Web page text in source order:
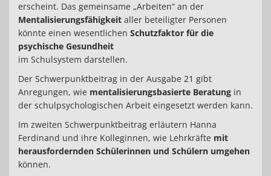
erscheint. Das gemeinsame „Arbeiten“ an der
Mentalisierungsfähigkeit aller beteiligter Personen
könnte einen wesentlichen Schutzfaktor für die
psychische Gesundheit
im Schulsystem darstellen.
Der Schwerpunktbeitrag in der Ausgabe 21 gibt
Anregungen, wie mentalisierungsbasierte Beratung in
der schulpsychologischen Arbeit eingesetzt werden kann.
Im zweiten Schwerpunktbeitrag erläutern Hanna
Ferdinand und ihre Kolleginnen, wie Lehrkräfte mit
herausfordernden Schülerinnen und Schülern umgehen
können.